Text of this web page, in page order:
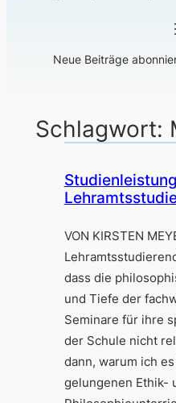
Neue Beiträge
Schlagwort:
VON KIRSTEN
dass die
und Tiefe der
Seminare für ihre
der Schule nicht
dann, warum ich
gelungenen Ethik-